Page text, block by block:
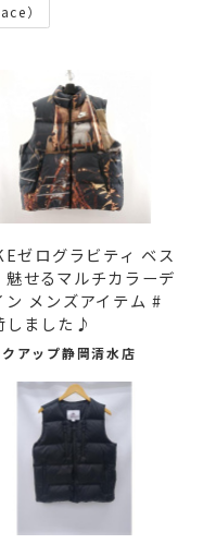
）
ゼログラビティ ベス
魅せるマルチカラーデ
ン メンズアイテム #
しました♪
クアップ静岡清水店